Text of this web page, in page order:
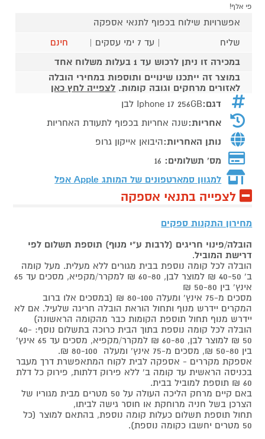
פי אלף!
אפשרויות שילוח בכפוף לתנאי אספקה
שליח
| עד 7 ימי עסקים |
חינם
במכירה זו ניתן לרכוש עד 1 בעלות משלוח אחד
במוצר זה ייתכנו שינויים ותוספות במחירי הובלה
לאזורים מרחקים וגובה קומות. לצפייה לחץ כאן
דגם:Iphone 17 256GB לבן
אחריות:שנה אחריות בכפוף לתעודת האחריות
נותן האחריות:היבואן אייקון גרופ
מס' תשלומים: 16
למגוון סמארטפונים של המותג Apple אפל
לצפייה בתנאי אספקה
מחירון התקנות ספקים
הובלה/פינוי חריגים (לרבות ע"י מנוף) תוספת תשלום לפי
דרישת המוביל.
הובלה לכל קומה נוספת בבית מגורים ללא מעלית. מעל קומה
ב' 40-50 ₪ למוצר לבן, 60-80 ₪ למקרר/מקפיא, מסכים עד 65
אינץ' בין 50-80 ₪
מסכים מ-75 אינץ' ומעלה 80-100 ₪ (במסכים אלו ברוב
המקרים יידרש מנוף ותחול הוראת הובלה חריגה שלעיל. אם לא
יידרש מנוף תחול תוספת הקומות כבר מהקומה הראשונה)
הובלה לכל קומה נוספת בתוך הבית כרוכה בתשלום נוסף: 40-
50 ₪ למוצר לבן, 60-80 ₪ למקרר/מקפיא, מסכים עד 65 אינץ'
בין 50-80 ₪, מסכים מ-75 אינץ' ומעלה 80-100 ₪.
אספקת מקררים - אספקה לבית לקוח המתאפשרת דרך מעבר
בכניסה הראשית עד קומה ב' ללא פירוק דלתות, פירוק כל דלת
60 ₪ תוספת למוביל בבית.
באם קיים מרחק הליכה העולה על 50 מטרים מבית מגוריו של
הצרכן בשל חניה מרוחקת או חוסר גישה לביתו,
תחול תוספת תשלום כעלות קומה נוספת, בהתאם למוצר (כל
50 מטרים יחשבו כקומה נוספת).